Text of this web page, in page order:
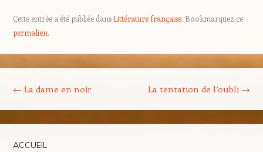
Cette entrée a été publiée dansLittérature française. Bookmarquez ce
permalien.
← La dame en noir La tentation de l’oubli →
ACCUEIL